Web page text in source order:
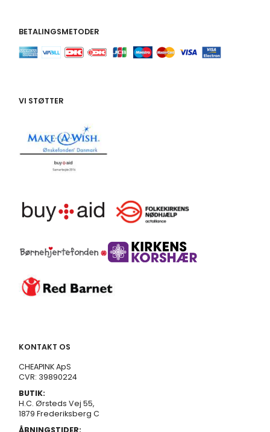
BETALINGSMETODER
VI STØTTER
KONTAKT OS
CHEAPINK ApS
CVR: 39890224
BUTIK:
H.C. Ørsteds Vej 55,
1879 Frederiksberg C